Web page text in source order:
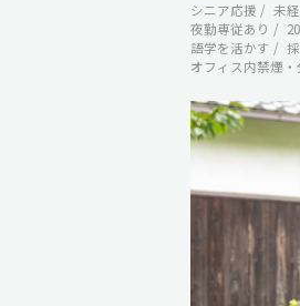
シニア応援 未
夜勤専従あり
語学を活かす
オフィス内禁煙・